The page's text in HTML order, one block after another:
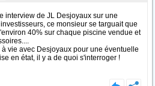
interview de JL Desjoyaux sur une
ce monsieur se targuait que
40% sur chaque piscine vendue et
vie avec Desjoyaux pour une éventuelle
en état, il y a de quoi s'interroger !